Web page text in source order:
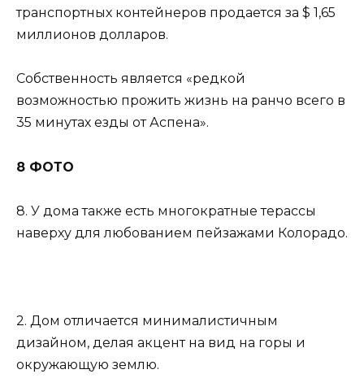
транспортных контейнеров продается за $ 1,65
миллионов долларов.
Собственность является «редкой
возможностью прожить жизнь на ранчо всего в
35 минутах езды от Аспена».
8 ФОТО
8. У дома также есть многократные терассы
наверху для любованием пейзажами Колорадо.
2. Дом отличается минималистичным
дизайном, делая акцент на вид на горы и
окружающую землю.